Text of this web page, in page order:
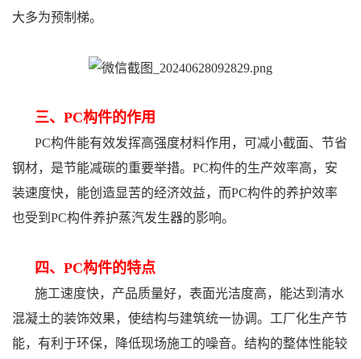
大多为预制梯。
三、PC构件的作用
PC构件能有效发挥高强度材料作用，可减小截面、节省
钢材，是节能减碳的重要举措。PC构件的生产效率高，安
装速度快，能创造显苦的经济效益，而PC构件的养护效率
也受到PC构件养护蒸汽发生器的影响。
四、PC构件的特点
施工速度快，产品质量好，表面光洁度高，能达到清水
混凝土的装饰效果，使结构与建筑统一协调。工厂化生产节
能，有利于环保，降低现场施工的噪音。结构的整体性能较